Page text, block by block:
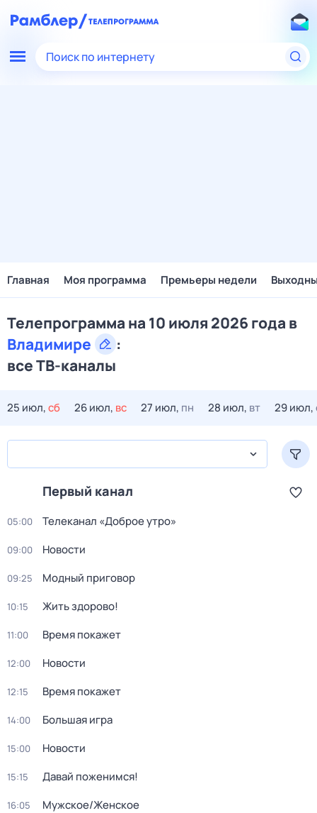
Поиск по интернету
Главная Моя программа Премьеры недели
Телепрограмма на 10 июля 2026 года в
Владимире
:
все ТВ-каналы
25 июл,сб 26 июл, вс 27 июл, пн 28 июл, вт 29 июл,
Первый канал
05:00 Телеканал «Доброе утро»
09:00 Новости
09:25 Модный приговор
10:15 Жить здорово!
11:00 Время покажет
12:00 Новости
12:15 Время покажет
14:00 Большая игра
15:00 Новости
15:15 Давай поженимся!
16:05 Мужское/Женское